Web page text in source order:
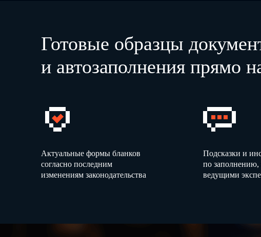
Готовые образцы
и автозаполнения прямо
Актуальные формы бланков
согласно последним
изменениям законодательства
Подсказки и
по заполнению,
ведущими